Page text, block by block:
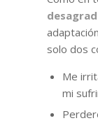
solo dos
Me
mi